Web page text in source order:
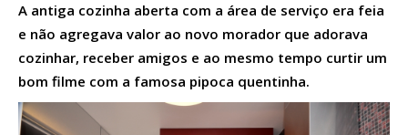
A antiga cozinha aberta com a área de serviço era feia
e não agregava valor ao novo morador que adorava
cozinhar, receber amigos e ao mesmo tempo curtir um
bom filme com a famosa pipoca quentinha.